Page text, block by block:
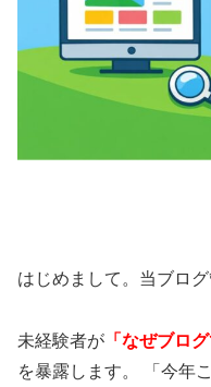
はじめまして。当ブログ
未経験者が 「なぜブロ
を暴露します。 「今年